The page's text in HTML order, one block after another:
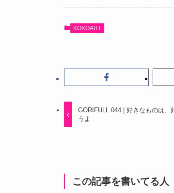
KOKOART
GORIFULL 044 | 好きなものは、
うよ
この記事を書いてる人